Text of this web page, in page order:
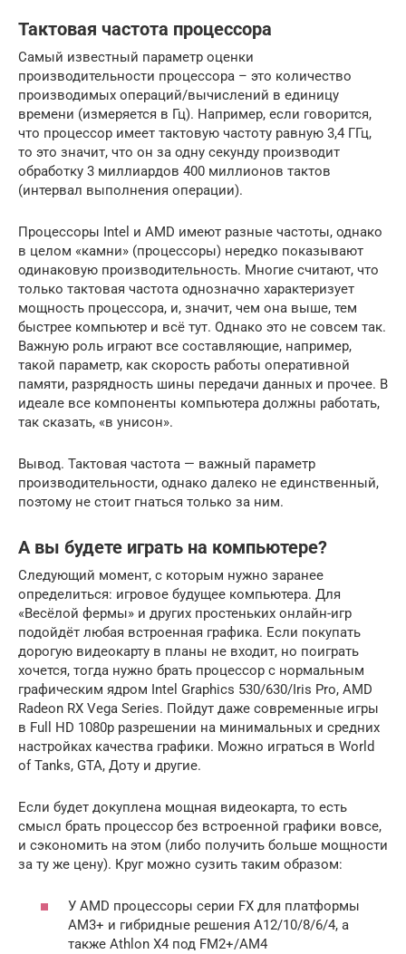
Тактовая частота процессора
Самый известный параметр оценки
производительности процессора – это количество
производимых операций/вычислений в единицу
времени (измеряется в Гц). Например, если говорится,
что процессор имеет тактовую частоту равную 3,4 ГГц,
то это значит, что он за одну секунду производит
обработку 3 миллиардов 400 миллионов тактов
(интервал выполнения операции).
Процессоры Intel и AMD имеют разные частоты, однако
в целом «камни» (процессоры) нередко показывают
одинаковую производительность. Многие считают, что
только тактовая частота однозначно характеризует
мощность процессора, и, значит, чем она выше, тем
быстрее компьютер и всё тут. Однако это не совсем так.
Важную роль играют все составляющие, например,
такой параметр, как скорость работы оперативной
памяти, разрядность шины передачи данных и прочее. В
идеале все компоненты компьютера должны работать,
так сказать, «в унисон».
Вывод. Тактовая частота — важный параметр
производительности, однако далеко не единственный,
поэтому не стоит гнаться только за ним.
А вы будете играть на компьютере?
Следующий момент, с которым нужно заранее
определиться: игровое будущее компьютера. Для
«Весёлой фермы» и других простеньких онлайн-игр
подойдёт любая встроенная графика. Если покупать
дорогую видеокарту в планы не входит, но поиграть
хочется, тогда нужно брать процессор с нормальным
графическим ядром Intel Graphics 530/630/Iris Pro, AMD
Radeon RX Vega Series. Пойдут даже современные игры
в Full HD 1080p разрешении на минимальных и средних
настройках качества графики. Можно играться в World
of Tanks, GTA, Доту и другие.
Если будет докуплена мощная видеокарта, то есть
смысл брать процессор без встроенной графики вовсе,
и сэкономить на этом (либо получить больше мощности
за ту же цену). Круг можно сузить таким образом:
У AMD процессоры серии FX для платформы
AM3+ и гибридные решения A12/10/8/6/4, а
также Athlon X4 под FM2+/AM4